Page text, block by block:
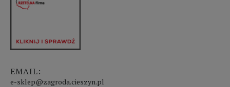
EMAIL:
e-sklep@zagroda.cieszyn.pl